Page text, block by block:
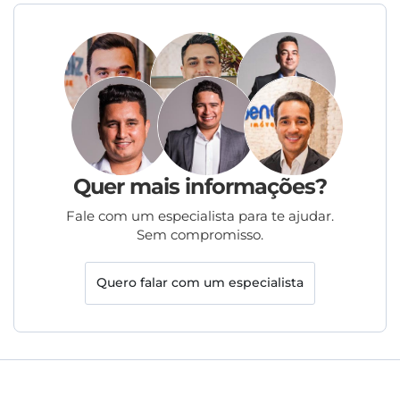
Quer mais informações?
Fale com um especialista para te ajudar.
Sem compromisso.
Quero falar com um especialista